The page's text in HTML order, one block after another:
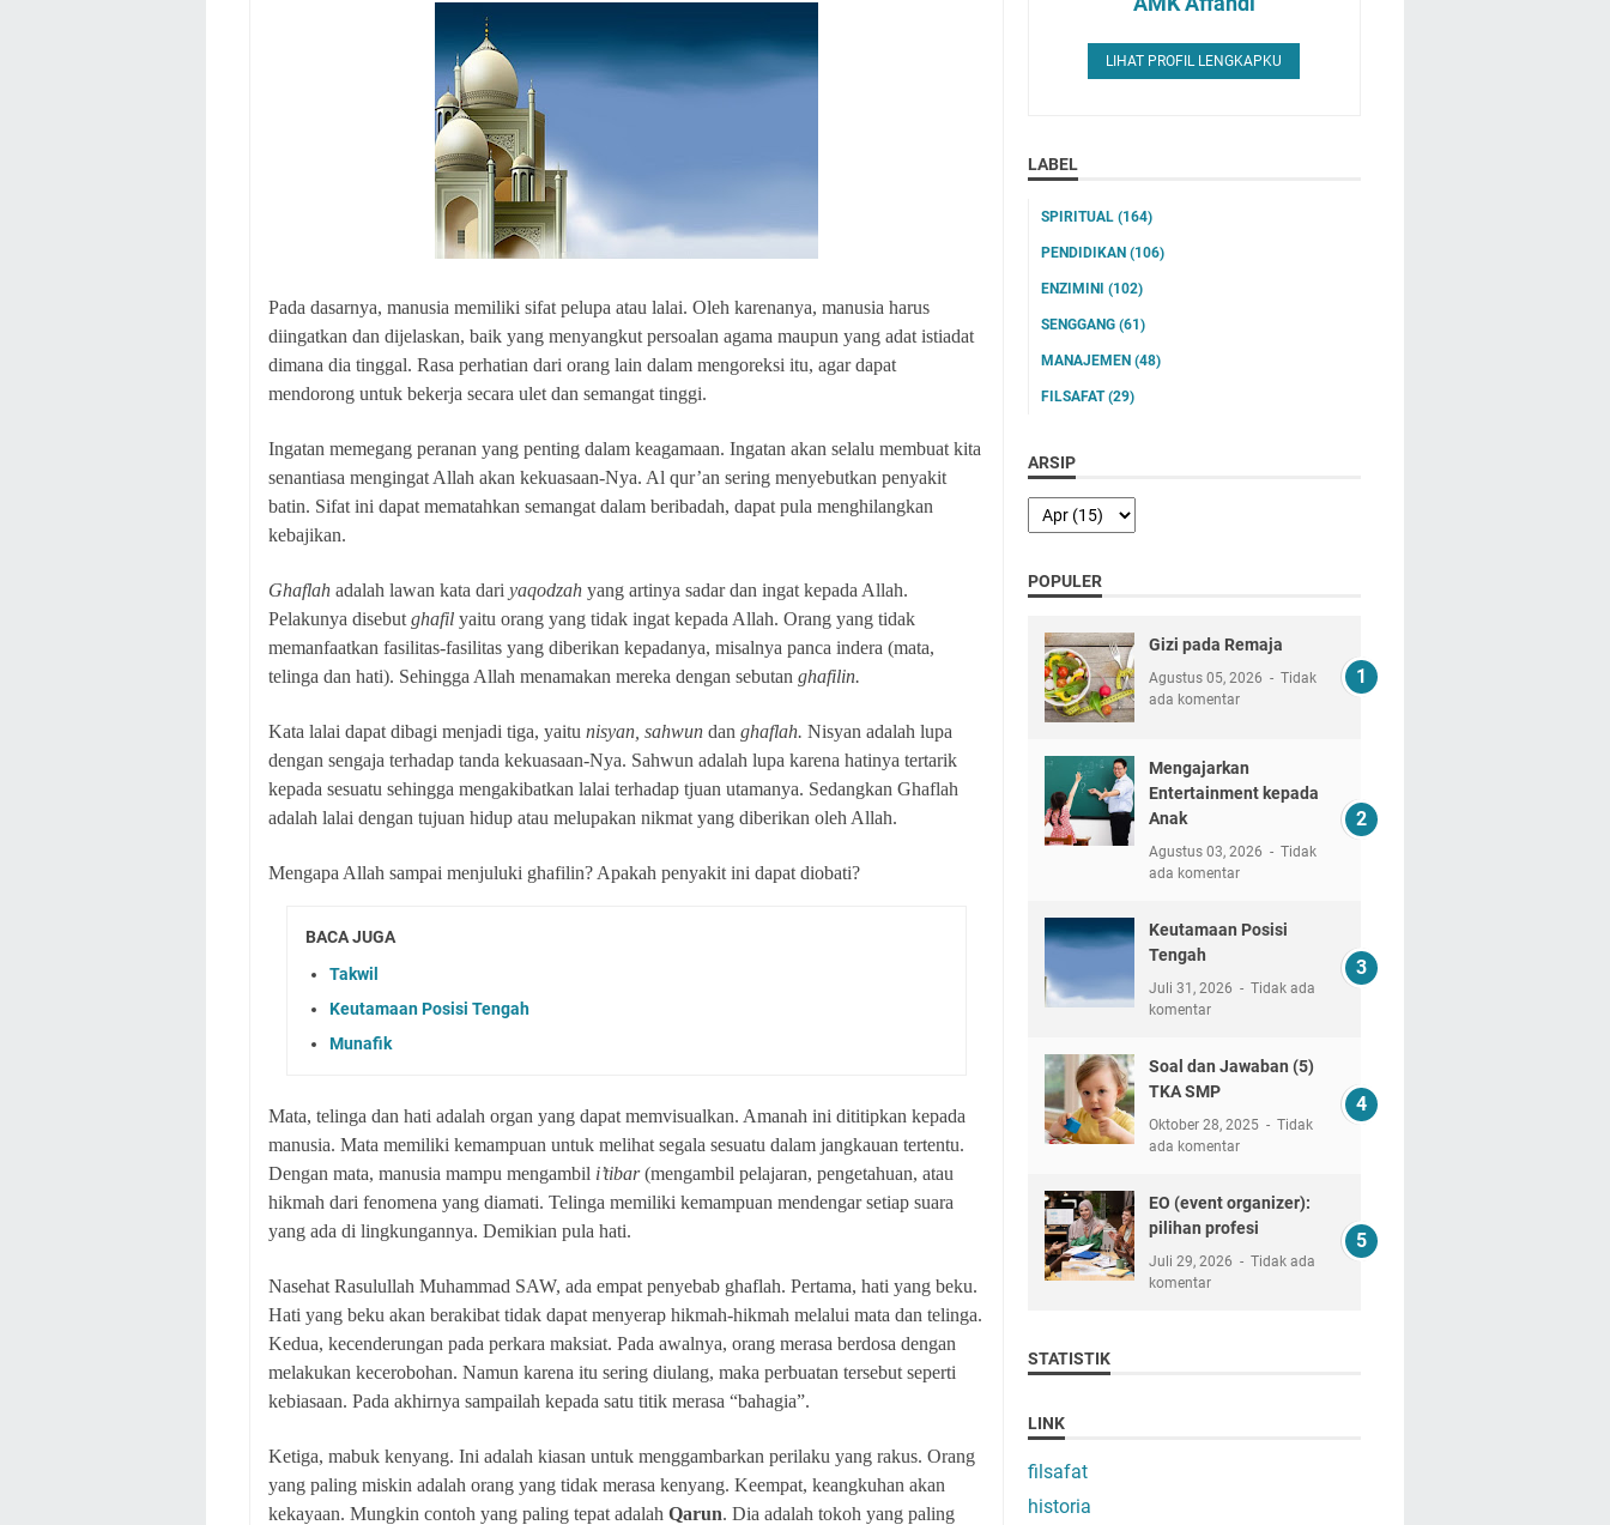
Pada dasarnya, manusia memiliki sifat pelupa atau lalai. Oleh karenanya, manusia harus
diingatkan dan dijelaskan, baik yang menyangkut persoalan agama maupun yang adat istiadat
dimana dia tinggal. Rasa perhatian dari orang lain dalam mengoreksi itu, agar dapat
mendorong untuk bekerja secara ulet dan semangat tinggi.
Ingatan memegang peranan yang penting dalam keagamaan. Ingatan akan selalu membuat kita
senantiasa mengingat Allah akan kekuasaan-Nya. Al qur’an sering menyebutkan penyakit
batin. Sifat ini dapat mematahkan semangat dalam beribadah, dapat pula menghilangkan
kebajikan.
Ghaflah adalah lawan kata dari yaqodzah yang artinya sadar dan ingat kepada Allah.
Pelakunya disebut ghafil yaitu orang yang tidak ingat kepada Allah. Orang yang tidak
memanfaatkan fasilitas-fasilitas yang diberikan kepadanya, misalnya panca indera (mata,
telinga dan hati). Sehingga Allah menamakan mereka dengan sebutan ghafilin.
Kata lalai dapat dibagi menjadi tiga, yaitu nisyan, sahwun dan ghaflah. Nisyan adalah lupa
dengan sengaja terhadap tanda kekuasaan-Nya. Sahwun adalah lupa karena hatinya tertarik
kepada sesuatu sehingga mengakibatkan lalai terhadap tjuan utamanya. Sedangkan Ghaflah
adalah lalai dengan tujuan hidup atau melupakan nikmat yang diberikan oleh Allah.
Mengapa Allah sampai menjuluki ghafilin? Apakah penyakit ini dapat diobati?
BACA JUGA
Takwil
Keutamaan Posisi Tengah
Munafik
Mata, telinga dan hati adalah organ yang dapat memvisualkan. Amanah ini dititipkan kepada
manusia. Mata memiliki kemampuan untuk melihat segala sesuatu dalam jangkauan tertentu.
Dengan mata, manusia mampu mengambil i’tibar(mengambil pelajaran, pengetahuan, atau
hikmah dari fenomena yang diamati. Telinga memiliki kemampuan mendengar setiap suara
yang ada di lingkungannya. Demikian pula hati.
Nasehat Rasulullah Muhammad SAW, ada empat penyebab ghaflah. Pertama, hati yang beku.
Hati yang beku akan berakibat tidak dapat menyerap hikmah-hikmah melalui mata dan telinga.
Kedua, kecenderungan pada perkara maksiat. Pada awalnya, orang merasa berdosa dengan
melakukan kecerobohan. Namun karena itu sering diulang, maka perbuatan tersebut seperti
kebiasaan. Pada akhirnya sampailah kepada satu titik merasa “bahagia”.
Ketiga, mabuk kenyang. Ini adalah kiasan untuk menggambarkan perilaku yang rakus. Orang
yang paling miskin adalah orang yang tidak merasa kenyang. Keempat, keangkuhan akan
kekayaan. Mungkin contoh yang paling tepat adalah Qarun. Dia adalah tokoh yang paling
LIHAT PROFIL LENGKAPKU
LABEL
SPIRITUAL (164)
PENDIDIKAN (106)
ENZIMINI (102)
SENGGANG (61)
MANAJEMEN (48)
FILSAFAT(29)
ARSIP
POPULER
Gizi pada Remaja
Agustus 05, 2026
Tidak
ada komentar
Mengajarkan
Entertainment kepada
Anak
Agustus 03, 2026
Tidak
ada komentar
Keutamaan Posisi
Tengah
Juli 31, 2026
Tidak ada
komentar
Soal dan Jawaban (5)
TKA SMP
Oktober 28, 2025
Tidak
ada komentar
EO (event organizer):
pilihan profesi
Juli 29, 2026
Tidak ada
komentar
STATISTIK
LINK
filsafat
historia